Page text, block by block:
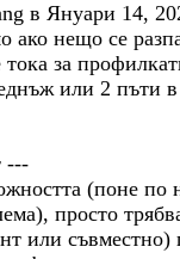
в Януари 14,
ако нещо се
за
или 2 пъти в
---
(поне по
просто
или съвместно)